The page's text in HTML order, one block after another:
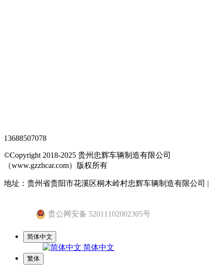
13688507078
©Copyright 2018-2025 贵州忠辉车辆制造有限公司
（www.gzzhcar.com）版权所有
地址：贵州省贵阳市花溪区桐木岭村忠辉车辆制造有限公司 |
贵公网安备 52011102002305号
简体中文
简体中文
繁体